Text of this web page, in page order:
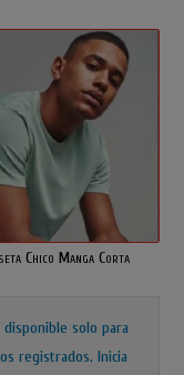
Chico Manga Corta
disponible solo para
registrados.Inicia